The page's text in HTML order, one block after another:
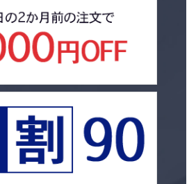
る場合には、運送の引き受けを拒絶することが
この約款によらないものであるとき。
規定による明告をしなかったとき、または虚偽
する設備を有する貨物自動車及び貨物自動車運
から特別の負担を求められたとき。
又は公の秩序若しくは善良の風俗に反するもの
事由のあるとき。
る損害
でにおいて、第 2 条第 7 項に定める「車両点
発見が困難な微細な傷
じた本件車両の中止、返送により、引取時及
の引取時・納車時立会人、その他の者に生じ
定を除 き、一切の責任を負いません。
引取時立会人が「車両点検票」の受取を拒否
ニークID）をランダムに発行しています。また
トにおいて、そのサイトのユーザーの行動履歴
とがあります。
以下の情報を取得することがあります。
イトを閲覧しているおおよその地域の特定に使
ァラ（検索ワード）、アクセス日時はユーザ
ント情報はユーザーが使用しているブラウザの
以下の情報を取得することがあります。
せることで個人を識別できる可能性があります